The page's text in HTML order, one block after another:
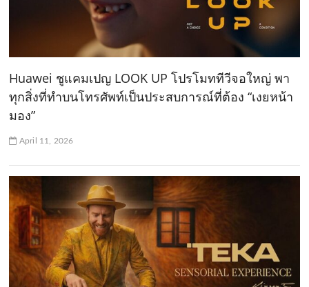
Huawei ชูแคมเปญ LOOK UP โปรโมททีวีจอใหญ่ พา
ทุกสิ่งที่ทำบนโทรศัพท์เป็นประสบการณ์ที่ต้อง “เงยหน้า
มอง”
April 11, 2026